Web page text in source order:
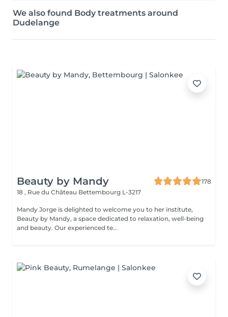
We also found Body treatments around
Dudelange
Beauty by Mandy
178
18 , Rue du Château Bettembourg L-3217
Mandy Jorge is delighted to welcome you to her institute,
Beauty by Mandy, a space dedicated to relaxation, well-being
and beauty. Our experienced te...